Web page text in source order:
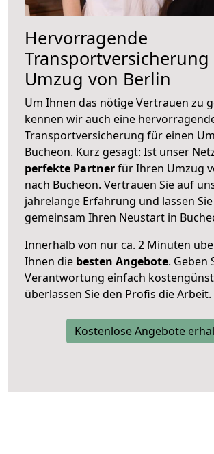
Hervorragende
Umzug von Berlin
Um Ihnen das nötige Vertrauen zu
kennen wir auch eine
Transportversicherung für einen
Bucheon. Kurz gesagt: Ist unser
perfekte Partnerfür Ihren Umzug
nach Bucheon. Vertrauen Sie auf
jahrelange Erfahrung und lassen
gemeinsam Ihren Neustart in
Innerhalb von nur ca. 2 Minuten
Ihnen die besten Angebote. Geben
Verantwortung einfach
überlassen Sie den Profis die Arbeit.
Kostenlose Angebote